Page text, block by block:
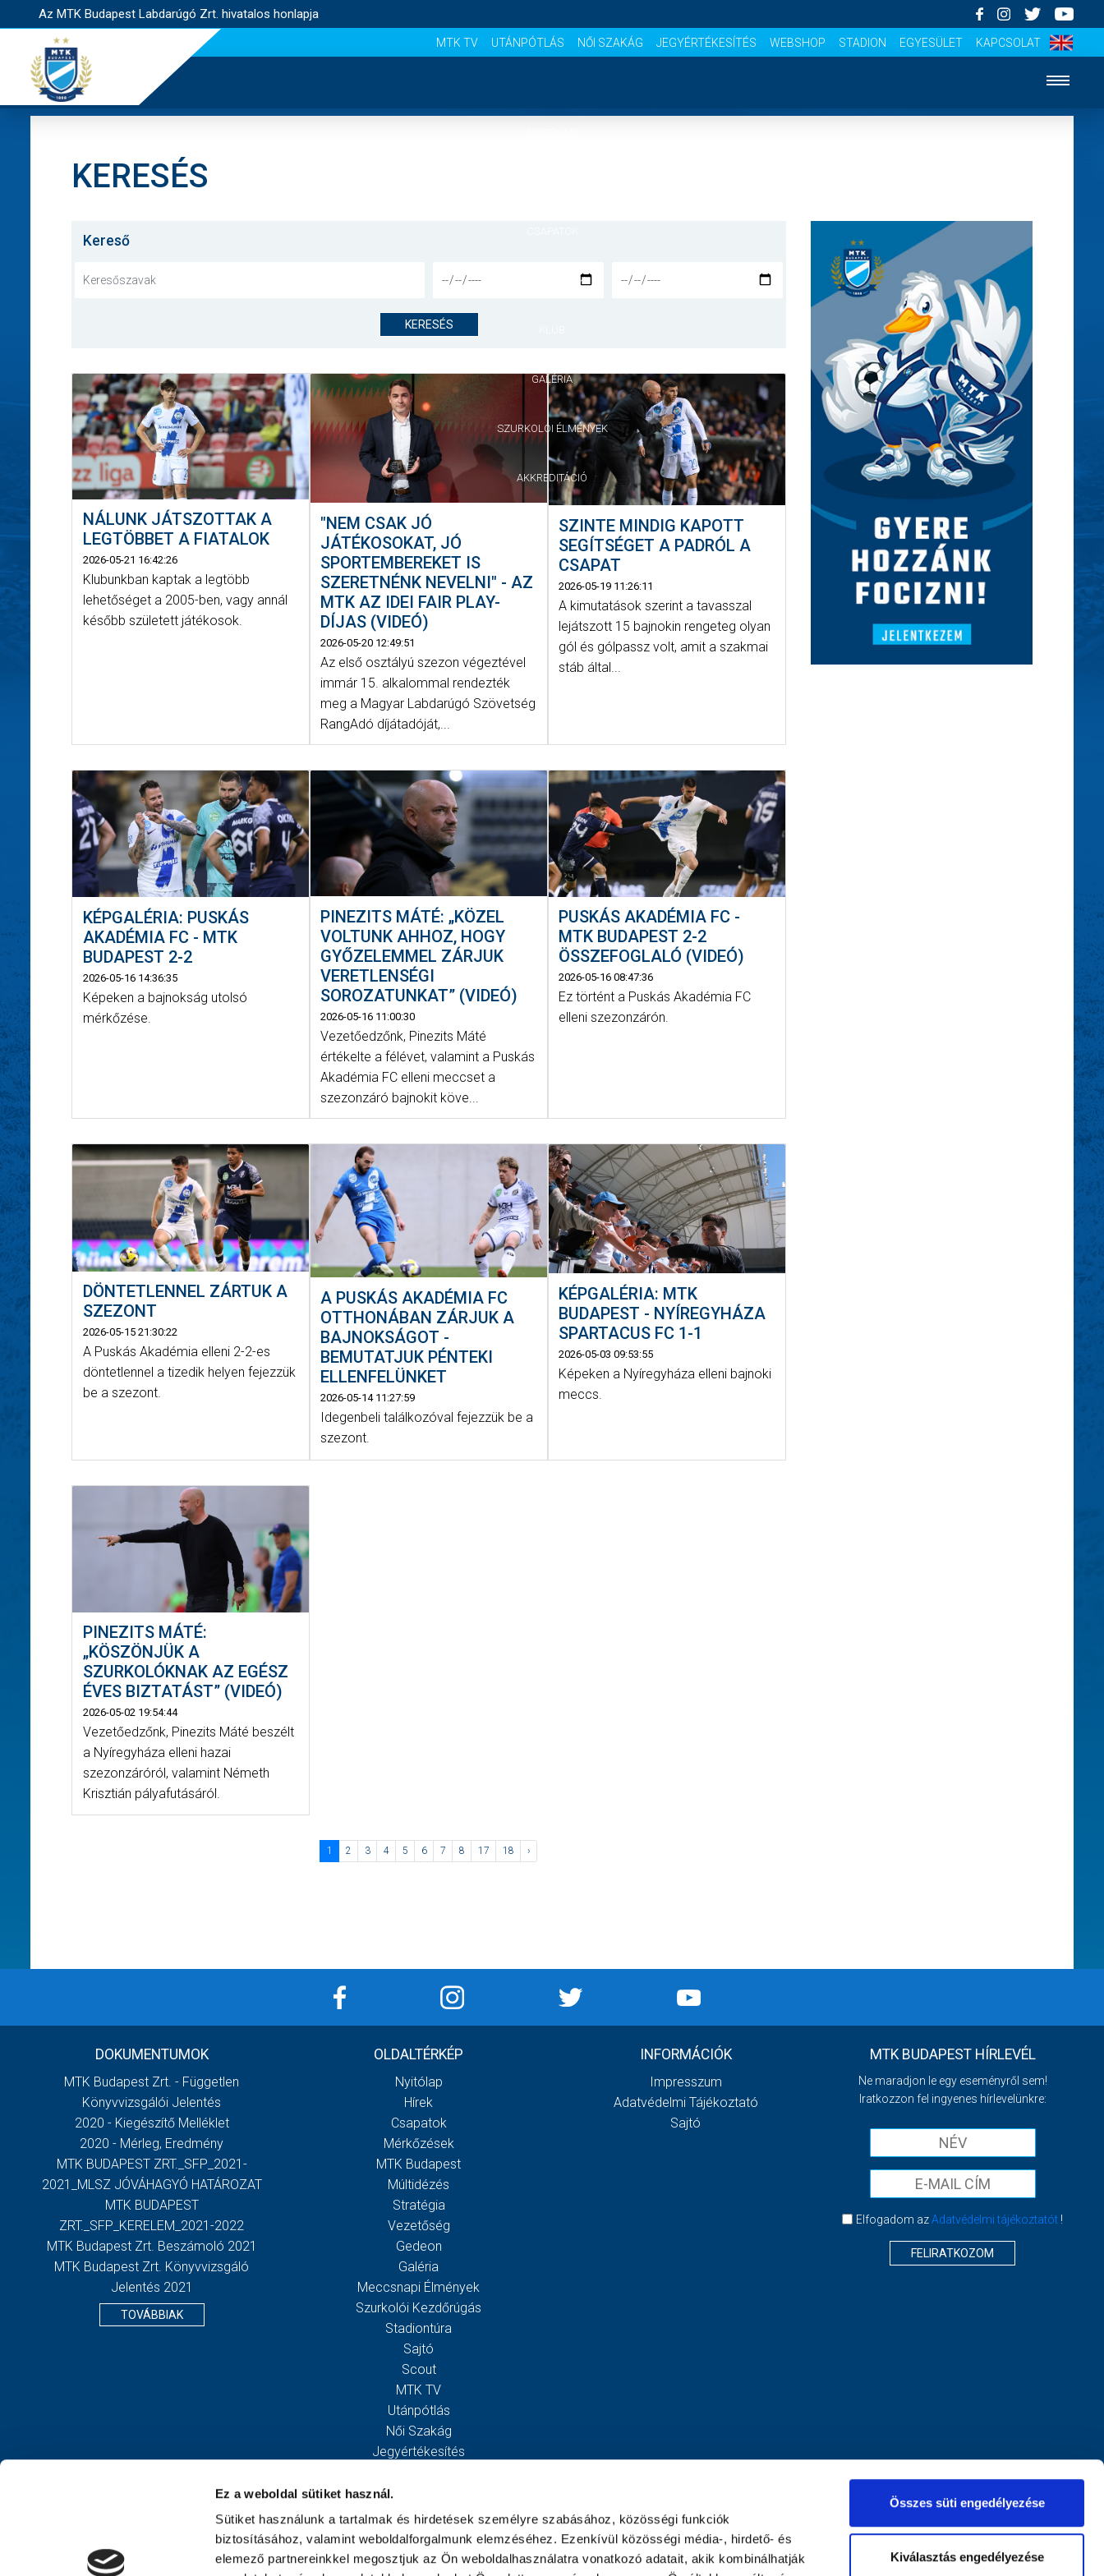
Ez a weboldal sütiket használ.
Sütiket használunk a tartalmak és hirdetések személyre szabásához, közösségi funkciók
biztosításához, valamint weboldalforgalmunk elemzéséhez. Ezenkívül közösségi média-, hirdető- és
elemező partnereinkkel megosztjuk az Ön weboldalhasználatra vonatkozó adatait, akik kombinálhatják
Összes süti engedélyezése
Kiválasztás engedélyezése
Az MTK Budapest Labdarúgó Zrt. hivatalos honlapja
MTK TV UTÁNPÓTLÁS NŐI SZAKÁG JEGYÉRTÉKESÍTÉS WEBSHOP STADION EGYESÜLET KAPCSOLAT
MÉRKŐZÉSEK
GALÉRIA
SZURKOLÓI ÉLMÉNYEK
AKKREDITÁCIÓ
KERESÉS
Kereső
KERESÉS
NÁLUNK JÁTSZOTTAK A
LEGTÖBBET A FIATALOK
2026-05-21 16:42:26
Klubunkban kaptak a legtöbb
lehetőséget a 2005-ben, vagy annál
később született játékosok.
"NEM CSAK JÓ
JÁTÉKOSOKAT, JÓ
SPORTEMBEREKET IS
SZERETNÉNK NEVELNI" - AZ
MTK AZ IDEI FAIR PLAY-
DÍJAS (VIDEÓ)
2026-05-20 12:49:51
Az első osztályú szezon végeztével
immár 15. alkalommal rendezték
meg a Magyar Labdarúgó Szövetség
RangAdó díjátadóját,...
SZINTE MINDIG KAPOTT
SEGÍTSÉGET A PADRÓL A
CSAPAT
2026-05-19 11:26:11
A kimutatások szerint a tavasszal
lejátszott 15 bajnokin rengeteg olyan
gól és gólpassz volt, amit a szakmai
stáb által...
KÉPGALÉRIA: PUSKÁS
AKADÉMIA FC - MTK
BUDAPEST 2-2
2026-05-16 14:36:35
Képeken a bajnokság utolsó
mérkőzése.
PINEZITS MÁTÉ: „KÖZEL
VOLTUNK AHHOZ, HOGY
GYŐZELEMMEL ZÁRJUK
VERETLENSÉGI
SOROZATUNKAT” (VIDEÓ)
2026-05-16 11:00:30
Vezetőedzőnk, Pinezits Máté
értékelte a félévet, valamint a Puskás
Akadémia FC elleni meccset a
szezonzáró bajnokit köve...
PUSKÁS AKADÉMIA FC -
MTK BUDAPEST 2-2
ÖSSZEFOGLALÓ (VIDEÓ)
2026-05-16 08:47:36
Ez történt a Puskás Akadémia FC
elleni szezonzárón.
DÖNTETLENNEL ZÁRTUK A
SZEZONT
2026-05-15 21:30:22
A Puskás Akadémia elleni 2-2-es
döntetlennel a tizedik helyen fejezzük
be a szezont.
A PUSKÁS AKADÉMIA FC
OTTHONÁBAN ZÁRJUK A
BAJNOKSÁGOT -
BEMUTATJUK PÉNTEKI
ELLENFELÜNKET
2026-05-14 11:27:59
Idegenbeli találkozóval fejezzük be a
szezont.
KÉPGALÉRIA: MTK
BUDAPEST - NYÍREGYHÁZA
SPARTACUS FC 1-1
2026-05-03 09:53:55
Képeken a Nyíregyháza elleni bajnoki
meccs.
PINEZITS MÁTÉ:
„KÖSZÖNJÜK A
SZURKOLÓKNAK AZ EGÉSZ
ÉVES BIZTATÁST” (VIDEÓ)
2026-05-02 19:54:44
Vezetőedzőnk, Pinezits Máté beszélt
a Nyíregyháza elleni hazai
szezonzáróról, valamint Németh
Krisztián pályafutásáról.
1 2 3 4 5 6 7 8 17 18 ›
DOKUMENTUMOK
MTK Budapest Zrt. - Független
Könyvvizsgálói Jelentés
2020 - Kiegészítő Melléklet
2020 - Mérleg, Eredmény
MTK BUDAPEST ZRT._SFP_2021-
2021_MLSZ JÓVÁHAGYÓ HATÁROZAT
MTK BUDAPEST
ZRT._SFP_KERELEM_2021-2022
MTK Budapest Zrt. Beszámoló 2021
MTK Budapest Zrt. Könyvvizsgáló
Jelentés 2021
TOVÁBBIAK
OLDALTÉRKÉP
Nyitólap
Hírek
Csapatok
Mérkőzések
MTK Budapest
Múltidézés
Stratégia
Vezetőség
Gedeon
Galéria
Meccsnapi Élmények
Szurkolói Kezdőrúgás
Stadiontúra
Sajtó
Scout
MTK TV
Utánpótlás
Női Szakág
Jegyértékesítés
Egyesület
Kapcsolat
INFORMÁCIÓK
Impresszum
Adatvédelmi Tájékoztató
Sajtó
MTK BUDAPEST HÍRLEVÉL
Ne maradjon le egy eseményről sem!
Iratkozzon fel ingyenes hírlevelünkre:
Elfogadom azAdatvédelmi tájékoztatót !
FELIRATKOZOM